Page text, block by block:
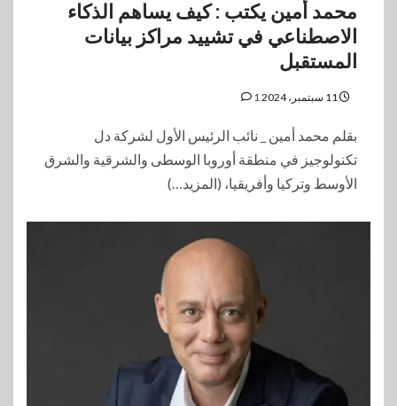
محمد أمين يكتب : كيف يساهم الذكاء
الاصطناعي في تشييد مراكز بيانات
المستقبل
1
بقلم محمد أمين _ نائب الرئيس الأول لشركة دل
تكنولوجيز في منطقة أوروبا الوسطى والشرقية والشرق
الأوسط وتركيا وأفريقيا، (المزيد…)